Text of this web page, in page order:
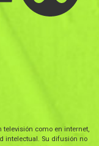
televisión como en internet,
intelectual. Su difusión no